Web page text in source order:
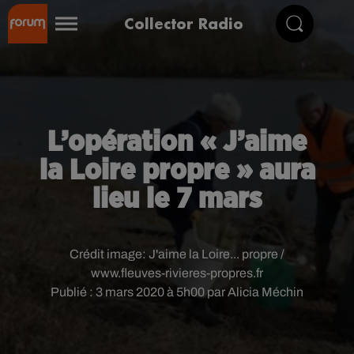
Collector Radio
L’opération « J’aime
la Loire propre » aura
lieu le 7 mars
Publié : 3 mars 2020 à 5h00 par Alicia Méchin
Crédit image: J'aime la Loire... propre /
www.fleuves-rivieres-propres.fr